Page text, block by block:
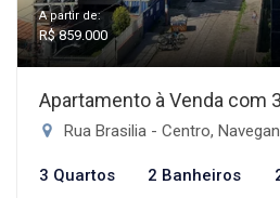
A partir de:
R$ 859.000
Apartamento à Venda com
Rua Brasilia - Centro,
3 Quartos 2 Banheiros